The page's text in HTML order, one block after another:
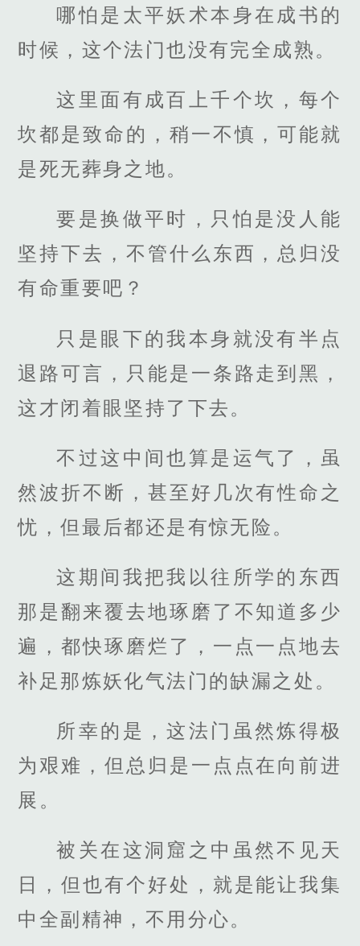
哪怕是太平妖术本身在成书的
时候，这个法门也没有完全成熟。
这里面有成百上千个坎，每个
坎都是致命的，稍一不慎，可能就
是死无葬身之地。
要是换做平时，只怕是没人能
坚持下去，不管什么东西，总归没
有命重要吧？
只是眼下的我本身就没有半点
退路可言，只能是一条路走到黑，
这才闭着眼坚持了下去。
不过这中间也算是运气了，虽
然波折不断，甚至好几次有性命之
忧，但最后都还是有惊无险。
这期间我把我以往所学的东西
那是翻来覆去地琢磨了不知道多少
遍，都快琢磨烂了，一点一点地去
补足那炼妖化气法门的缺漏之处。
所幸的是，这法门虽然炼得极
为艰难，但总归是一点点在向前进
展。
被关在这洞窟之中虽然不见天
日，但也有个好处，就是能让我集
中全副精神，不用分心。